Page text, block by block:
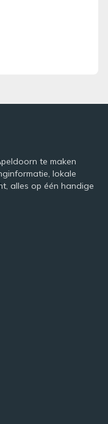
te maken
lokale
alles op één handige